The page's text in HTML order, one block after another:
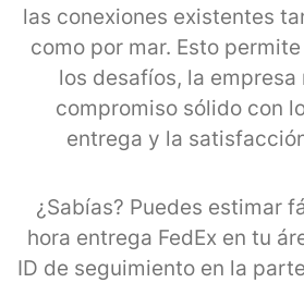
las conexiones existentes
como por mar. Esto
los desafíos, la empresa
compromiso sólido con
entrega y la
¿Sabías? Puedes estimar
hora entrega FedEx en tu
ID de seguimiento en la